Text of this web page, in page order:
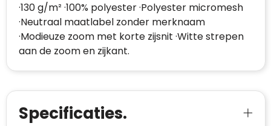
·130 g/m² ·100% polyester ·Polyester micromesh
·Neutraal maatlabel zonder merknaam
·Modieuze zoom met korte zijsnit ·Witte strepen
aan de zoom en zijkant.
Specificaties.